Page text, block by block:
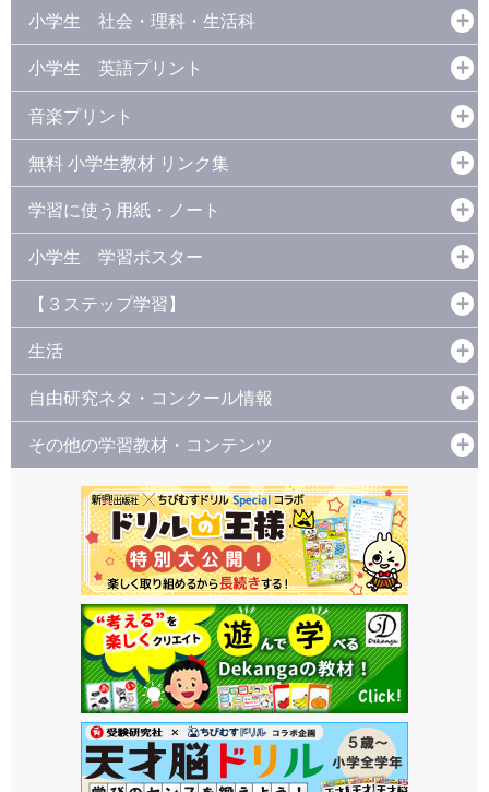
小学生 社会・理科・生活科
小学生 英語プリント
音楽プリント
無料 小学生教材 リンク集
学習に使う用紙・ノート
小学生 学習ポスター
【３ステップ学習】
生活
自由研究ネタ・コンクール情報
その他の学習教材・コンテンツ